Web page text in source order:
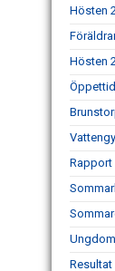
Hösten
Hösten
Rapport